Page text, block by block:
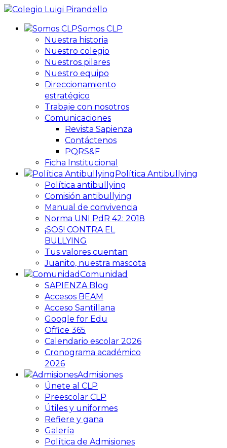
Somos CLP
Nuestra historia
Nuestro colegio
Nuestros pilares
Nuestro equipo
Direccionamiento
estratégico
Trabaje con nosotros
Comunicaciones
Revista Sapienza
Contáctenos
PQRS&F
Ficha Institucional
Política Antibullying
Política antibullying
Comisión antibullying
Manual de convivencia
Norma UNI PdR 42: 2018
¡SOS! CONTRA EL
BULLYING
Tus valores cuentan
Juanito, nuestra mascota
Comunidad
SAPIENZA Blog
Accesos BEAM
Acceso Santillana
Google for Edu
Office 365
Calendario escolar 2026
Cronograma académico
2026
Admisiones
Únete al CLP
Preescolar CLP
Útiles y uniformes
Refiere y gana
Galería
Política de Admisiones